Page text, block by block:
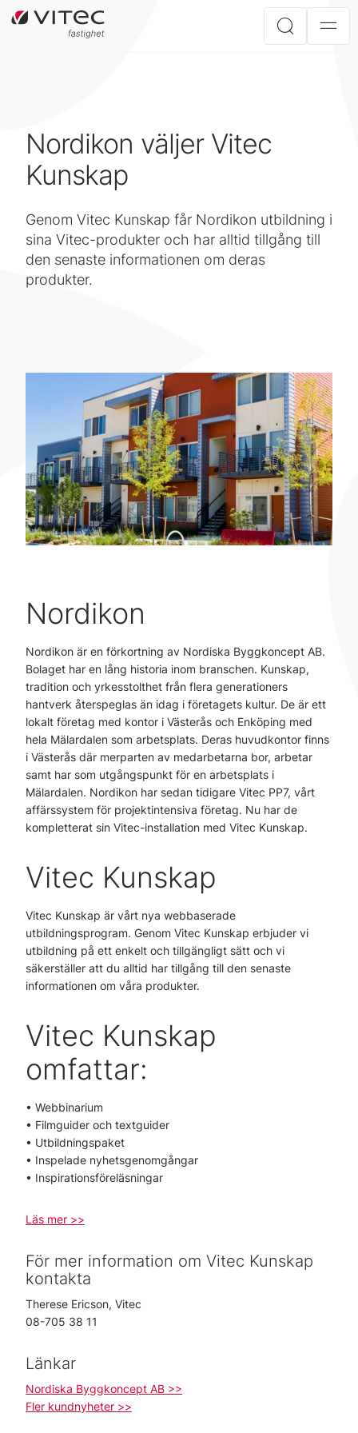
Nordikon väljer Vitec
Kunskap
Genom Vitec Kunskap får Nordikon utbildning i
sina Vitec-produkter och har alltid tillgång till
den senaste informationen om deras
produkter.
Nordikon
Nordikon är en förkortning av Nordiska Byggkoncept AB.
Bolaget har en lång historia inom branschen. Kunskap,
tradition och yrkesstolthet från flera generationers
hantverk återspeglas än idag i företagets kultur. De är ett
lokalt företag med kontor i Västerås och Enköping med
hela Mälardalen som arbetsplats. Deras huvudkontor finns
i Västerås där merparten av medarbetarna bor, arbetar
samt har som utgångspunkt för en arbetsplats i
Mälardalen. Nordikon har sedan tidigare Vitec PP7, vårt
affärssystem för projektintensiva företag. Nu har de
kompletterat sin Vitec-installation med Vitec Kunskap.
Vitec Kunskap
Vitec Kunskap är vårt nya webbaserade
utbildningsprogram. Genom Vitec Kunskap erbjuder vi
utbildning på ett enkelt och tillgängligt sätt och vi
säkerställer att du alltid har tillgång till den senaste
informationen om våra produkter.
Vitec Kunskap
omfattar:
• Webbinarium
• Filmguider och textguider
• Utbildningspaket
• Inspelade nyhetsgenomgångar
• Inspirationsföreläsningar
Läs mer >>
För mer information om Vitec Kunskap
kontakta
Therese Ericson, Vitec
08-705 38 11
Länkar
Nordiska Byggkoncept AB >>
Fler kundnyheter >>